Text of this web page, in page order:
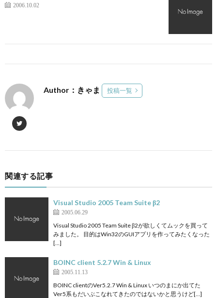
2006.10.02
Author：きゃま 投稿一覧
関連する記事
Visual Studio 2005 Team Suite β2
2005.06.29
Visual Studio 2005 Team Suite β2が欲しくてムックを買って
みました。 目的はWin32のGUIアプリを作ってみたくなった
[…]
BOINC client 5.2.7 Win & Linux
2005.11.13
BOINC clientのVer5.2.7 Win & Linux いつのまにか出てた
Ver5系もだいぶこなれてきたのではないかと思うけど[…]